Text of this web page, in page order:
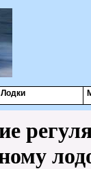
Лодки